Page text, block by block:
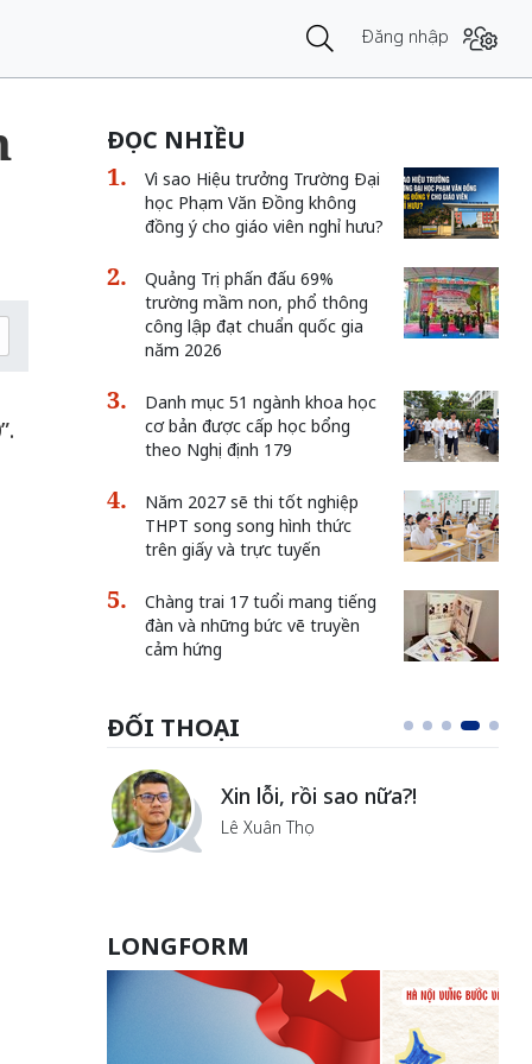
Đăng nhập
ĐỌC NHIỀU
Vì sao Hiệu trưởng Trường Đại
học Phạm Văn Đồng không
đồng ý cho giáo viên nghỉ hưu?
Quảng Trị phấn đấu 69%
trường mầm non, phổ thông
công lập đạt chuẩn quốc gia
năm 2026
Danh mục 51 ngành khoa học
cơ bản được cấp học bổng
theo Nghị định 179
Năm 2027 sẽ thi tốt nghiệp
THPT song song hình thức
trên giấy và trực tuyến
Chàng trai 17 tuổi mang tiếng
đàn và những bức vẽ truyền
cảm hứng
ĐỐI THOẠI
Xin lỗi, rồi sao nữa?!
Lê Xuân Thọ
LONGFORM